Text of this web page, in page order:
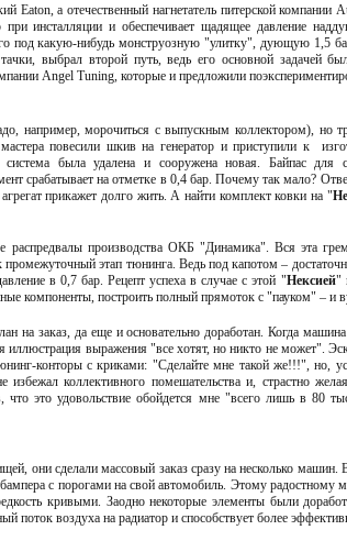
Eaton, а отечественный нагнетатель питерской компании
инсталляции и обеспечивает щадящее давление
под какую-нибудь монструозную "улитку", дующую 1,5
выбрал второй путь, ведь его основной задачей
Angel Tuning, которые и предложили
например, морочиться с выпускным коллектором), но
повесили шкив на генератор и приступили к
система была удалена и сооружена новая. Байпас для
срабатывает на отметке в 0,4 бар. Почему так мало?
прикажет долго жить. А найти комплект ковки на "
производства ОКБ "Динамика". Вся эта
промежуточный этап тюнинга. Ведь под капотом –
в 0,7 бар. Рецепт успеха в случае с этой "Нексией"
компоненты, построить полный прямоток с "пауком" – и
на заказ, да еще и основательно доработан. Когда
выражения "все хотят, но никто не может".
конторы с криками: "Сделайте мне такой же!!!", но,
коллективного помешательства и, страстно
что это удовольствие обойдется мне "всего лишь в 80
они сделали массовый заказ сразу на несколько машин.
с порогами на свой автомобиль. Этому радостному
кривыми. Заодно некоторые элементы были
поток воздуха на радиатор и способствует более